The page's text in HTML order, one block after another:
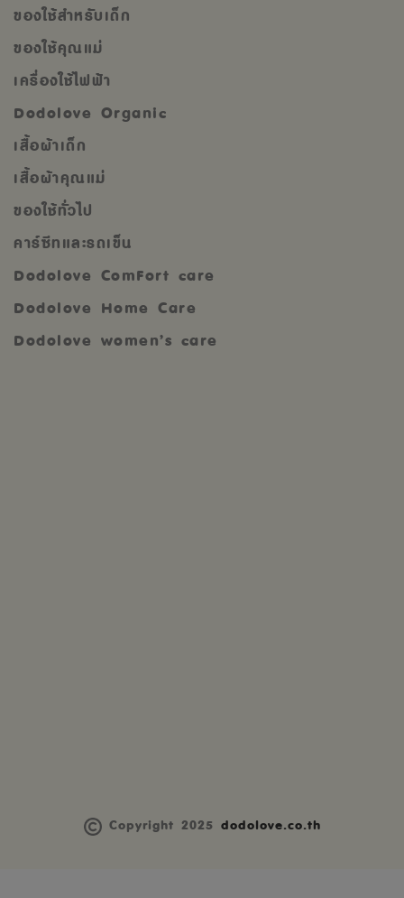
ของใช้สำหรับเด็ก
ของใช้คุณแม่
เครื่องใช้ไฟฟ้า
Dodolove Organic
เสื้อผ้าเด็ก
เสื้อผ้าคุณแม่
ของใช้ทั่วไป
คาร์ซีทและรถเข็น
Dodolove ComFort care
Dodolove Home Care
Dodolove women’s care
Copyright 2025 dodolove.co.th